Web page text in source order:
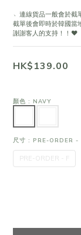
﹆連線貨品一般會於截
截單後會即時於韓國當
謝謝客人的支持！！❤
HK$139.00
顏色 : NAVY
尺寸 : PRE-ORDER -
PRE-ORDER - F